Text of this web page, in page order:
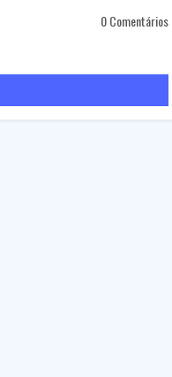
0 Comentários